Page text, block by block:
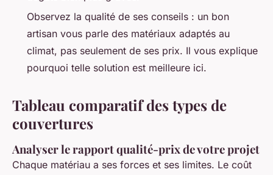
Observez la qualité de ses conseils : un bon
artisan vous parle des matériaux adaptés au
climat, pas seulement de ses prix. Il vous explique
pourquoi telle solution est meilleure ici.
Tableau comparatif des types de
couvertures
Analyser le rapport qualité-prix de votre projet
Chaque matériau a ses forces et ses limites. Le coût